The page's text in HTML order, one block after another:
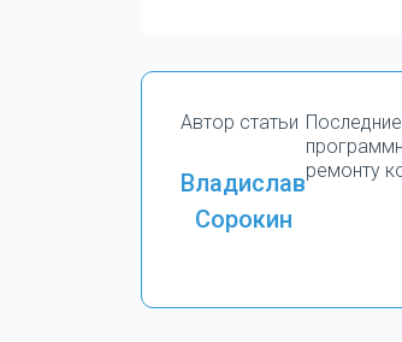
Автор статьи
Владислав
Сорокин
ремонту